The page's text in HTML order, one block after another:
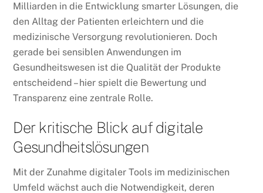
Milliarden in die Entwicklung smarter Lösungen, die
den Alltag der Patienten erleichtern und die
medizinische Versorgung revolutionieren. Doch
gerade bei sensiblen Anwendungen im
Gesundheitswesen ist die Qualität der Produkte
entscheidend – hier spielt die Bewertung und
Transparenz eine zentrale Rolle.
Der kritische Blick auf digitale
Gesundheitslösungen
Mit der Zunahme digitaler Tools im medizinischen
Umfeld wächst auch die Notwendigkeit, deren